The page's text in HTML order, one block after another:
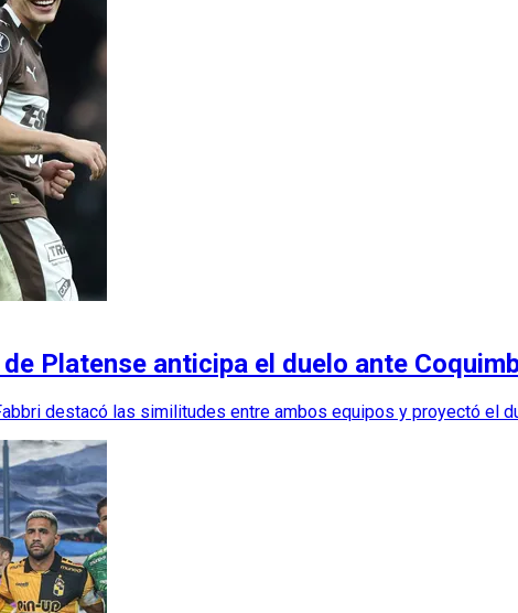
Platense anticipa el duelo ante
destacó las similitudes entre ambos equipos y proyectó el